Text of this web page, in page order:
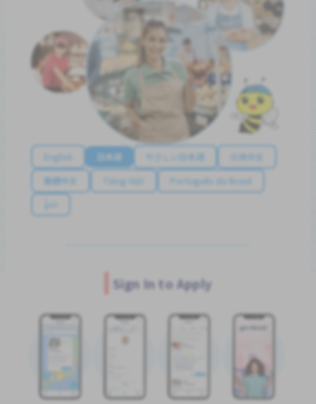
English 日本語 やさしい日本語
简体中文
繁體中文
Tiếng Việt
Português do Brasil
န်မာ
Sign In to Apply